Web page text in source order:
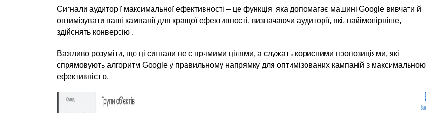
Сигнали аудиторії максимальної ефективності – це функція, яка допомагає машині Google вивчати й
оптимізувати ваші кампанії для кращої ефективності, визначаючи аудиторії, які, найімовірніше,
здійснять конверсію .
Важливо розуміти, що ці сигнали не є прямими цілями, а служать корисними пропозиціями, які
спрямовують алгоритм Google у правильному напрямку для оптимізованих кампаній з максимальною
ефективністю.